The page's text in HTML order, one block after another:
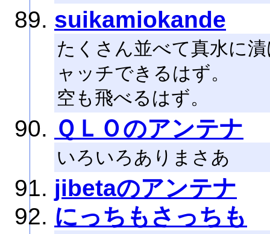
suikamiokande
たくさん並べて真水に
ャッチできるはず。
空も飛べるはず。
ＱＬＯのアンテナ
いろいろありまさあ
jibetaのアンテナ
にっちもさっちも